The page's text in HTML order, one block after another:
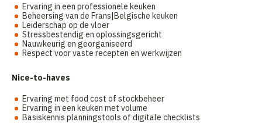
Ervaring in een professionele keuken
Beheersing van de Frans|Belgische keuken
Leiderschap op de vloer
Stressbestendig en oplossingsgericht
Nauwkeurig en georganiseerd
Respect voor vaste recepten en werkwijzen
Nice-to-haves
Ervaring met food cost of stockbeheer
Ervaring in een keuken met volume
Basiskennis planningstools of digitale checklists